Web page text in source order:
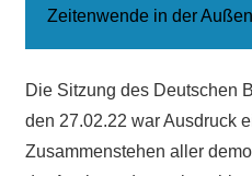
Zeitenwende in der
Die Sitzung des Deutschen
den 27.02.22 war Ausdruck
Zusammenstehen aller